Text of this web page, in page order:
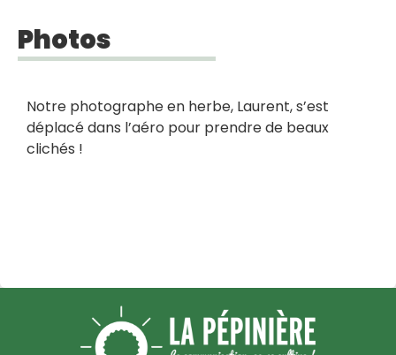
Photos
Notre photographe en herbe, Laurent, s’est
déplacé dans l’aéro pour prendre de beaux
clichés !